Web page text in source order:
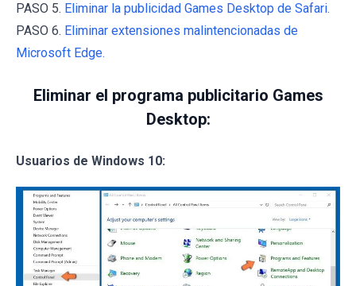
PASO 5. Eliminar la publicidad Games Desktop de Safari.
PASO 6. Eliminar extensiones malintencionadas de
Microsoft Edge.
Eliminar el programa publicitario Games
Desktop:
Usuarios de Windows 10: